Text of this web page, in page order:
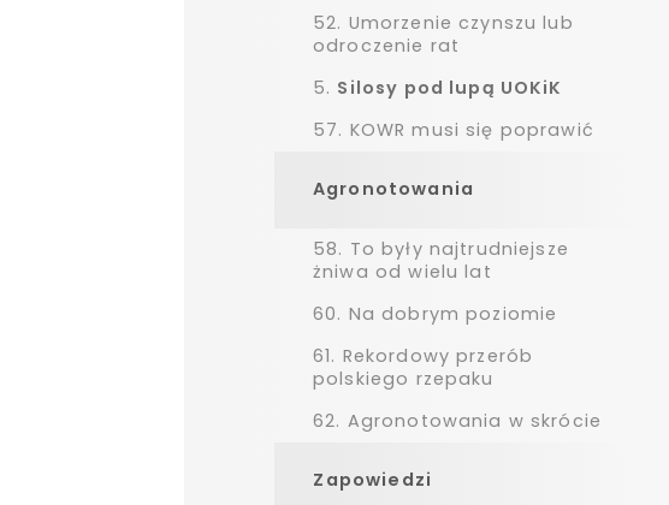
52. Umorzenie czynszu lub
odroczenie rat
5. Silosy pod lupą UOKiK
57. KOWR musi się poprawić
Agronotowania
58. To były najtrudniejsze
żniwa od wielu lat
60. Na dobrym poziomie
61. Rekordowy przerób
polskiego rzepaku
62. Agronotowania w skrócie
Zapowiedzi